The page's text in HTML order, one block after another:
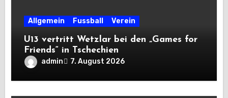
Allgemein Fussball Verein
U13 vertritt Wetzlar bei den „Games for
Friends“ in Tschechien
admin 7. August 2026